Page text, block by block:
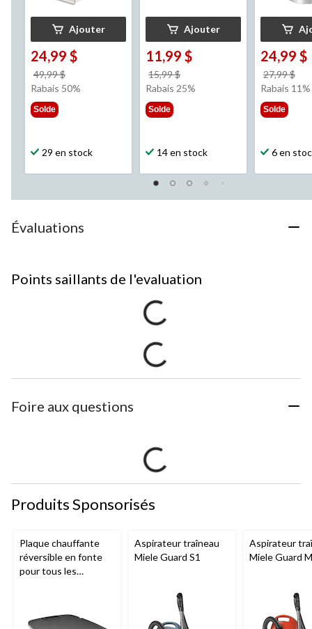
Ajouter
24,99 $
49,99 $
était
Rabais 50%
Solde
29 en stock
Ajouter
11,99 $
15,99 $
était
Rabais 25%
Solde
14 en stock
24,99 $
27,99 $
Rabais 11%
Solde
6 en
Évaluations
Points saillants de l'evaluation
Foire aux questions
Produits Sponsorisés
Plaque chauffante
réversible en fonte
pour tous les
série Q285
Aspirateur traîneau
Miele Guard S1
Aspirateur
Miele Guard